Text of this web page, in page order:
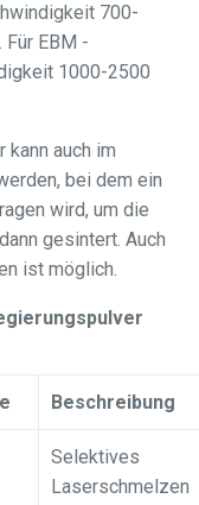
700-
EBM -
1000-2500
auch im
bei dem ein
wird, um die
gesintert. Auch
ist möglich.
Beschreibung
Selektives
Laserschmelzen